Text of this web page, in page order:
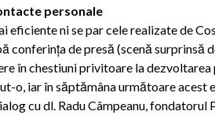
personale
eficiente ni se par cele realizate de
conferinţa de presă (scenă
în chestiuni privitoare la
o, iar în săptămâna următoare acest
cu dl. Radu Câmpeanu,